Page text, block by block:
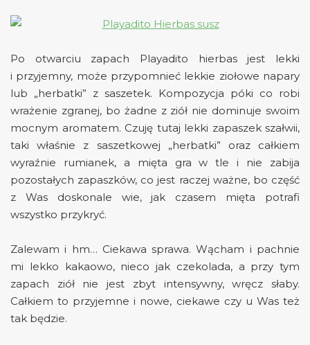
Po otwarciu zapach Playadito hierbas jest lekki
i przyjemny, może przypomnieć lekkie ziołowe napary
lub „herbatki” z saszetek. Kompozycja póki co robi
wrażenie zgranej, bo żadne z ziół nie dominuje swoim
mocnym aromatem. Czuję tutaj lekki zapaszek szałwii,
taki właśnie z saszetkowej „herbatki” oraz całkiem
wyraźnie rumianek, a mięta gra w tle i nie zabija
pozostałych zapaszków, co jest raczej ważne, bo część
z Was doskonale wie, jak czasem mięta potrafi
wszystko przykryć.
Zalewam i hm… Ciekawa sprawa. Wącham i pachnie
mi lekko kakaowo, nieco jak czekolada, a przy tym
zapach ziół nie jest zbyt intensywny, wręcz słaby.
Całkiem to przyjemne i nowe, ciekawe czy u Was też
tak będzie.